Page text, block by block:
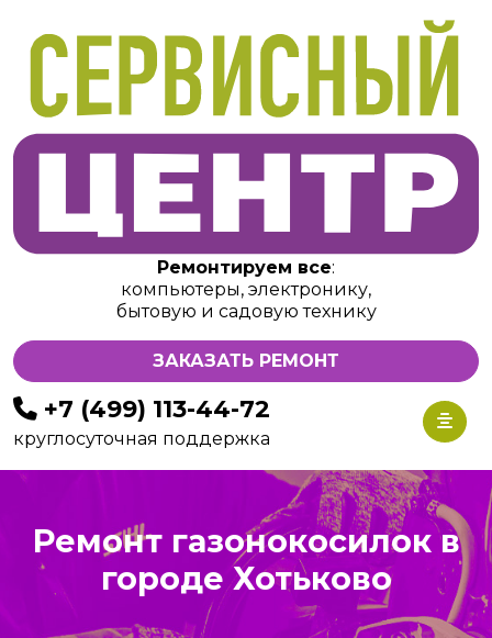
Ремонтируем все:
компьютеры, электронику,
бытовую и садовую технику
ЗАКАЗАТЬ РЕМОНТ
+7 (499) 113-44-72
круглосуточная поддержка
Ремонт газонокосилок в
городе Хотьково